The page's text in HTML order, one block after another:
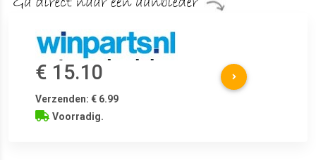
€ 15.10
Verzenden: € 6.99
Voorradig.